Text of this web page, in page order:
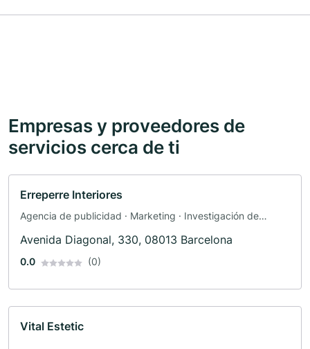
Empresas y proveedores de
servicios cerca de ti
Erreperre Interiores
Agencia de publicidad · Marketing · Investigación de
Avenida Diagonal, 330, 08013 Barcelona
0.0 (0)
Vital Estetic